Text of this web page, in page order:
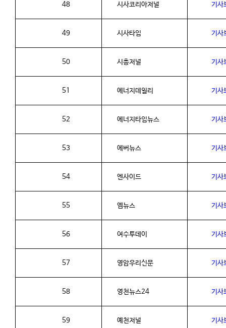
48 시사코리아저널 기사
49 시사타임 기사
50 시흥저널 기사
51 에너지데일리 기사
52 에너지타임뉴스 기사
53 에버뉴스 기사
54 엔사이드 기사
55 엠뉴스 기사
56 여수투데이 기사
57 영암우리신문 기사
58 영천뉴스24 기사
59 예천저널 기사